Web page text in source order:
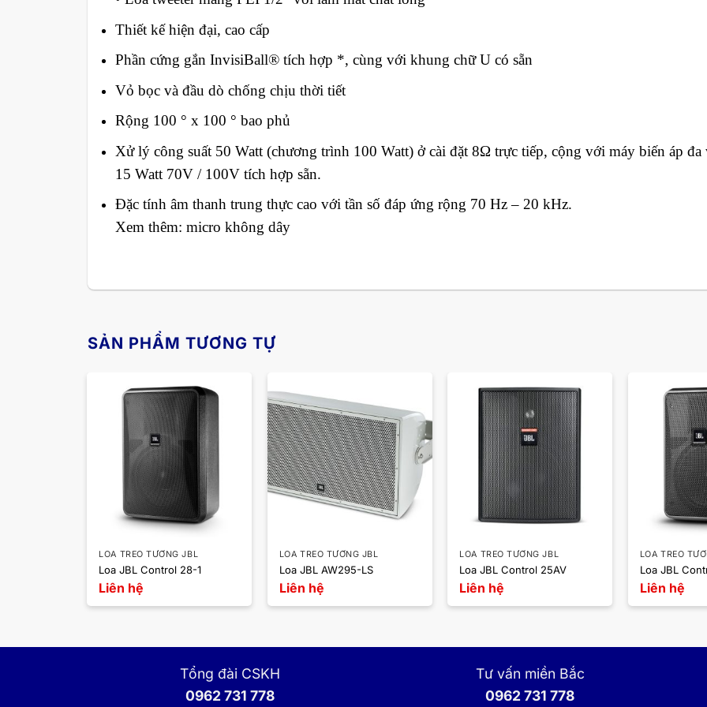
Thiết kế hiện đại, cao cấp
Phần cứng gắn InvisiBall® tích hợp *, cùng với khung chữ U có sẵn
Vỏ bọc và đầu dò chống chịu thời tiết
Rộng 100 ° x 100 ° bao phủ
Xử lý công suất 50 Watt (chương trình 100 Watt) ở cài đặt 8Ω trực tiếp, cộng với máy biến áp đa
15 Watt 70V / 100V tích hợp sẵn.
Đặc tính âm thanh trung thực cao với tần số đáp ứng rộng 70 Hz – 20 kHz.
Xem thêm: micro không dây
SẢN PHẨM TƯƠNG TỰ
LOA TREO TƯỜNG JBL
Loa JBL Control 28-1
Liên hệ
LOA TREO TƯỜNG JBL
Loa JBL AW295-LS
Liên hệ
LOA TREO TƯỜNG JBL
Loa JBL Control 25AV
Liên hệ
LOA TREO
Loa JBL
Liên hệ
Tổng đài CSKH
0962 731 778
Tư vấn miền Bắc
0962 731 778